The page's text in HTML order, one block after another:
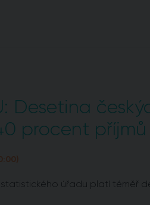
Desetina
procent příjmů
úřadu platí téměř